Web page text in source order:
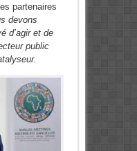
partenaires
devons
d’agir et de
public